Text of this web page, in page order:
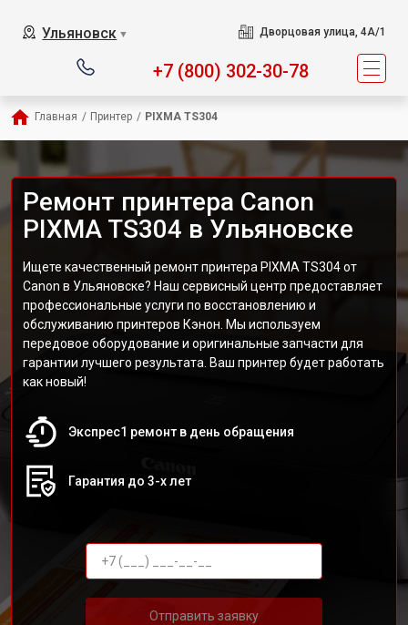
Ульяновск ▼ Дворцовая улица, 4А/1
+7 (800) 302-30-78
Главная / Принтер / PIXMA TS304
Ремонт принтера Canon
PIXMA TS304 в Ульяновске
Ищете качественный ремонт принтера PIXMA TS304 от
Canon в Ульяновске? Наш сервисный центр предоставляет
профессиональные услуги по восстановлению и
обслуживанию принтеров Кэнон. Мы используем
передовое оборудование и оригинальные запчасти для
гарантии лучшего результата. Ваш принтер будет работать
как новый!
Экспрес1 ремонт в день обращения
Гарантия до 3-х лет
Отправить заявку